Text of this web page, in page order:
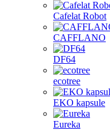
Cafelat Robot
CAFFLANO
DF64
ecotree
EKO kapsule
Eureka